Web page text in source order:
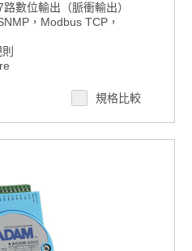
數位輸出（脈衝輸出）
，Modbus TCP，
能
器
規格比較